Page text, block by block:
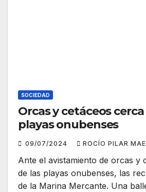
SOCIEDAD
Orcas y cetáceos
playas onubenses
09/07/2024 ROCÍO PILAR
Ante el avistamiento de orcas y
de las playas onubenses, las
de la Marina Mercante. Una